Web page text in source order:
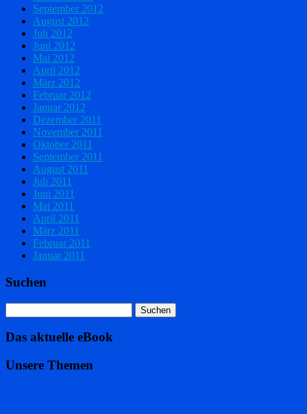
September 2012
August 2012
Juli 2012
Juni 2012
Mai 2012
April 2012
März 2012
Februar 2012
Januar 2012
Dezember 2011
November 2011
Oktober 2011
September 2011
August 2011
Juli 2011
Juni 2011
Mai 2011
April 2011
März 2011
Februar 2011
Januar 2011
Suchen
Das aktuelle eBook
Unsere Themen